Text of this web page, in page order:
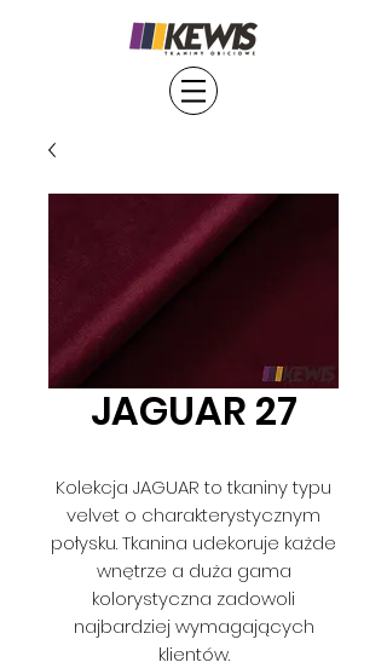
JAGUAR 27
Kolekcja JAGUAR to tkaniny typu
velvet o charakterystycznym
połysku. Tkanina udekoruje każde
wnętrze a duża gama
kolorystyczna zadowoli
najbardziej wymagających
klientów.